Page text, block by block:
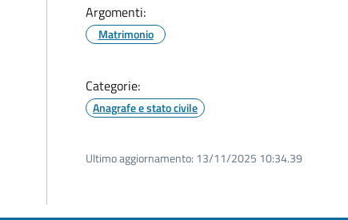
Argomenti:
Matrimonio
Categorie:
Anagrafe e stato civile
Ultimo aggiornamento: 13/11/2025 10:34.39